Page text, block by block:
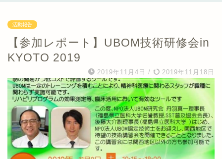
活動報告
【参加レポート】UBOM技術研修会in
KYOTO 2019
2019年11月4日 / 2019年11月18日